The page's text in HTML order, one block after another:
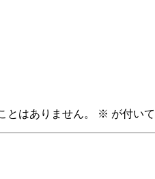
とはありません。 ※ が付い